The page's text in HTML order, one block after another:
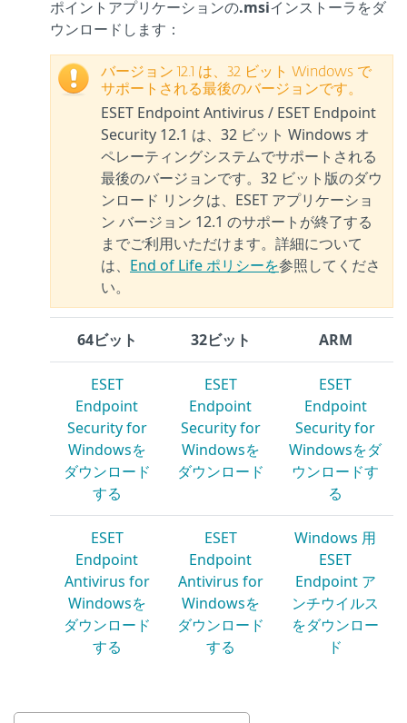
ポイントアプリケーションの.msiインストーラをダ
ウンロードします：
バージョン 12.1 は、32 ビット Windows で
サポートされる最後のバージョンです。
ESET Endpoint Antivirus / ESET Endpoint
Security 12.1 は、32 ビット Windows オ
ペレーティングシステムでサポートされる
最後のバージョンです。32 ビット版のダウ
ンロード リンクは、ESET アプリケーショ
ン バージョン 12.1 のサポートが終了する
までご利用いただけます。詳細について
は、 End of Life ポリシーを参照してくださ
い。
64ビット 32ビット ARM
ESET
Endpoint
Security for
Windowsを
ダウンロード
する
ESET
Endpoint
Security for
Windowsを
ダウンロード
ESET
Endpoint
Security for
Windowsをダ
ウンロードす
る
ESET
Endpoint
Antivirus for
Windowsを
ダウンロード
する
ESET
Endpoint
Antivirus for
Windowsを
ダウンロード
する
Windows 用
ESET
Endpoint ア
ンチウイルス
をダウンロー
ド